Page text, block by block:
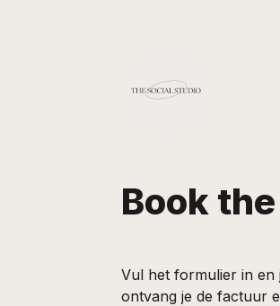
Book
Vul het formulier in en
ontvang je de factuur